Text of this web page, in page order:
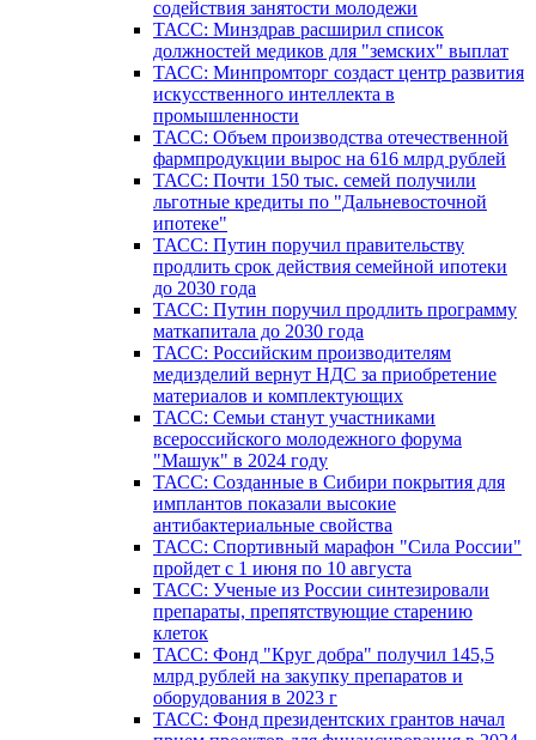
содействия занятости молодежи
ТАСС: Минздрав расширил список
должностей медиков для "земских" выплат
ТАСС: Минпромторг создаст центр развития
искусственного интеллекта в
промышленности
ТАСС: Объем производства отечественной
фармпродукции вырос на 616 млрд рублей
ТАСС: Почти 150 тыс. семей получили
льготные кредиты по "Дальневосточной
ипотеке"
ТАСС: Путин поручил правительству
продлить срок действия семейной ипотеки
до 2030 года
ТАСС: Путин поручил продлить программу
маткапитала до 2030 года
ТАСС: Российским производителям
медизделий вернут НДС за приобретение
материалов и комплектующих
ТАСС: Семьи станут участниками
всероссийского молодежного форума
"Машук" в 2024 году
ТАСС: Созданные в Сибири покрытия для
имплантов показали высокие
антибактериальные свойства
ТАСС: Спортивный марафон "Сила России"
пройдет с 1 июня по 10 августа
ТАСС: Ученые из России синтезировали
препараты, препятствующие старению
клеток
ТАСС: Фонд "Круг добра" получил 145,5
млрд рублей на закупку препаратов и
оборудования в 2023 г
ТАСС: Фонд президентских грантов начал